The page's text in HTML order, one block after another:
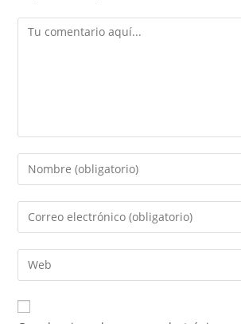
Comentario
Introduce
tu
nombre
de
usuario
para
Introduce
tu
dirección
de
electrónico
Introduce
la
URL
de